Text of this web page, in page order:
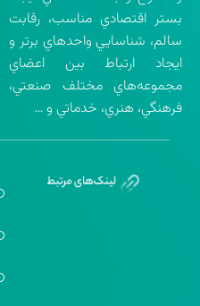
بستر اقتصادي مناسب، رقابت
سالم، شناسايي واحدهاي برتر و
ايجاد ارتباط بين اعضاي
مجموعه‌هاي مختلف صنعتي،
فرهنگي، هنري، خدماتي و …